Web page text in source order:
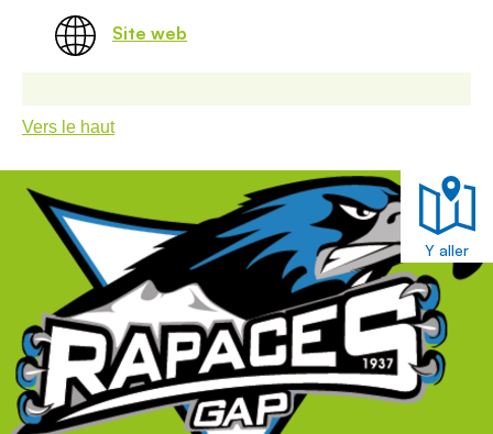
Site web
Vers le haut
Y aller